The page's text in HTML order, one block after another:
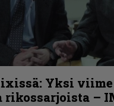
Yksi
rikossarjoista –